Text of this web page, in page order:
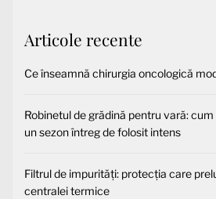
Articole recente
Ce înseamnă chirurgia oncologică
Robinetul de grădină pentru vară:
un sezon întreg de folosit intens
Filtrul de impurități: protecția care
centralei termice